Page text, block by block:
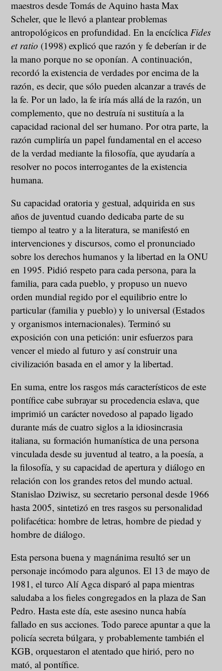
maestros desde Tomás de Aquino hasta Max
Scheler, que le llevó a plantear problemas
antropológicos en profundidad. En la encíclica Fides
et ratio (1998) explicó que razón y fe deberían ir de
la mano porque no se oponían. A continuación,
recordó la existencia de verdades por encima de la
razón, es decir, que sólo pueden alcanzar a través de
la fe. Por un lado, la fe iría más allá de la razón, un
complemento, que no destruía ni sustituía a la
capacidad racional del ser humano. Por otra parte, la
razón cumpliría un papel fundamental en el acceso
de la verdad mediante la filosofía, que ayudaría a
resolver no pocos interrogantes de la existencia
humana.
Su capacidad oratoria y gestual, adquirida en sus
años de juventud cuando dedicaba parte de su
tiempo al teatro y a la literatura, se manifestó en
intervenciones y discursos, como el pronunciado
sobre los derechos humanos y la libertad en la ONU
en 1995. Pidió respeto para cada persona, para la
familia, para cada pueblo, y propuso un nuevo
orden mundial regido por el equilibrio entre lo
particular (familia y pueblo) y lo universal (Estados
y organismos internacionales). Terminó su
exposición con una petición: unir esfuerzos para
vencer el miedo al futuro y así construir una
civilización basada en el amor y la libertad.
En suma, entre los rasgos más característicos de este
pontífice cabe subrayar su procedencia eslava, que
imprimió un carácter novedoso al papado ligado
durante más de cuatro siglos a la idiosincrasia
italiana, su formación humanística de una persona
vinculada desde su juventud al teatro, a la poesía, a
la filosofía, y su capacidad de apertura y diálogo en
relación con los grandes retos del mundo actual.
Stanislao Dziwisz, su secretario personal desde 1966
hasta 2005, sintetizó en tres rasgos su personalidad
polifacética: hombre de letras, hombre de piedad y
hombre de diálogo.
Esta persona buena y magnánima resultó ser un
personaje incómodo para algunos. El 13 de mayo de
1981, el turco Alí Agca disparó al papa mientras
saludaba a los fieles congregados en la plaza de San
Pedro. Hasta este día, este asesino nunca había
fallado en sus acciones. Todo parece apuntar a que la
policía secreta búlgara, y probablemente también el
KGB, orquestaron el atentado que hirió, pero no
mató, al pontífice.